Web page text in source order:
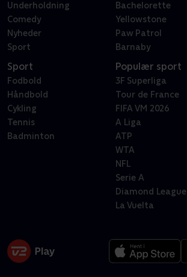
Underholdning
Comedy
Nyheder
Sport
Bachelorette
Yellowstone
Paw Patrol
Barnaby
Sport
Fodbold
Håndbold
Cykling
Tennis
Badminton
Populær sport
3F Superliga
Tour de France
FIFA VM 2026
A Liga
ATP
WTA
NFL
Serie A
Diamond League
La Vuelta